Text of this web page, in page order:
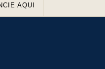
AQUI